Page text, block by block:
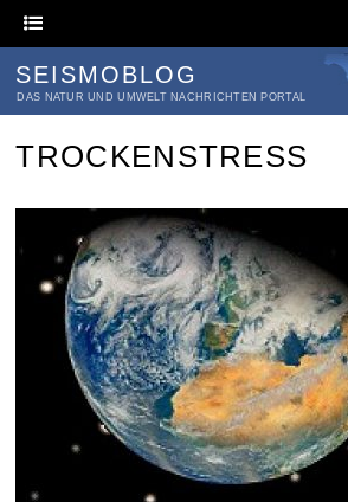
SEISMOBLOG
DAS NATUR UND UMWELT NACHRICHTEN PORTAL
TROCKENSTRESS